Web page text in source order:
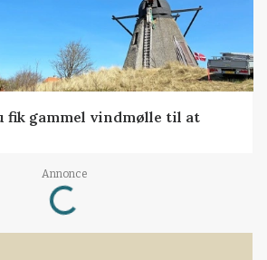
fik gammel vindmølle til at
Annonce
Loading...